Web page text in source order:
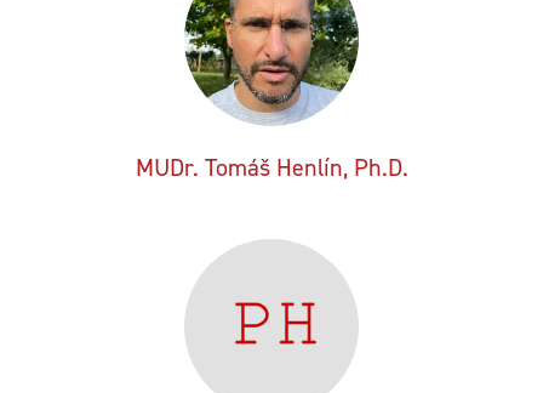
MUDr. Tomáš Henlín, Ph.D.